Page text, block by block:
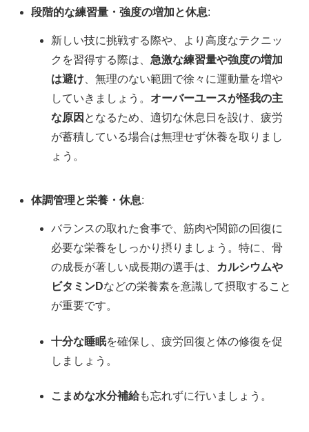
段階的な練習量・強度の増加と休息:
新しい技に挑戦する際や、より高度なテクニッ
クを習得する際は、急激な練習量や強度の増加
は避け 、無理のない範囲で徐々に運動量を増や
していきましょう。 オーバーユースが怪我の主
な原因 となるため、適切な休息日を設け、疲労
が蓄積している場合は無理せず休養を取りまし
ょう。
体調管理と栄養・休息:
バランスの取れた食事で、筋肉や関節の回復に
必要な栄養をしっかり摂りましょう。特に、骨
の成長が著しい成長期の選手は、 カルシウムや
ビタミンDなどの栄養素を意識して摂取すること
が重要です。
十分な睡眠を確保し、疲労回復と体の修復を促
しましょう。
こまめな水分補給も忘れずに行いましょう。